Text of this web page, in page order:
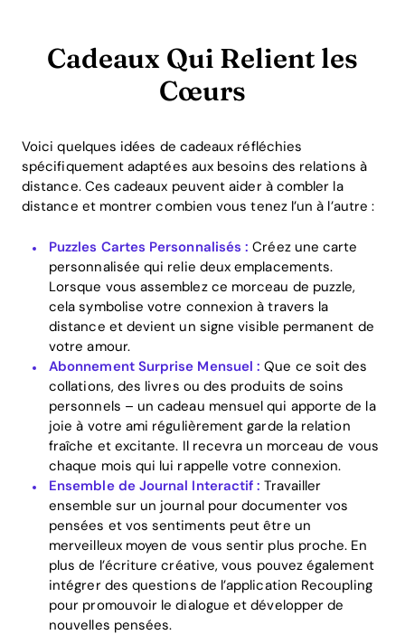
Cadeaux Qui Relient les
Cœurs
Voici quelques idées de cadeaux réfléchies
spécifiquement adaptées aux besoins des relations à
distance. Ces cadeaux peuvent aider à combler la
distance et montrer combien vous tenez l’un à l’autre :
Puzzles Cartes Personnalisés : Créez une carte
personnalisée qui relie deux emplacements.
Lorsque vous assemblez ce morceau de puzzle,
cela symbolise votre connexion à travers la
distance et devient un signe visible permanent de
votre amour.
Abonnement Surprise Mensuel : Que ce soit des
collations, des livres ou des produits de soins
personnels – un cadeau mensuel qui apporte de la
joie à votre ami régulièrement garde la relation
fraîche et excitante. Il recevra un morceau de vous
chaque mois qui lui rappelle votre connexion.
Ensemble de Journal Interactif : Travailler
ensemble sur un journal pour documenter vos
pensées et vos sentiments peut être un
merveilleux moyen de vous sentir plus proche. En
plus de l’écriture créative, vous pouvez également
intégrer des questions de l’application Recoupling
pour promouvoir le dialogue et développer de
nouvelles pensées.